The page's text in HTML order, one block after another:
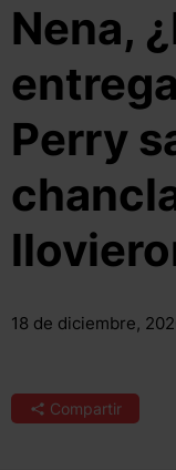
Nena,
Perry
18 de diciembre,
Compartir